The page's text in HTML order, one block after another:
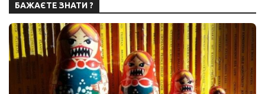
БАЖАЄТЕ ЗНАТИ ?